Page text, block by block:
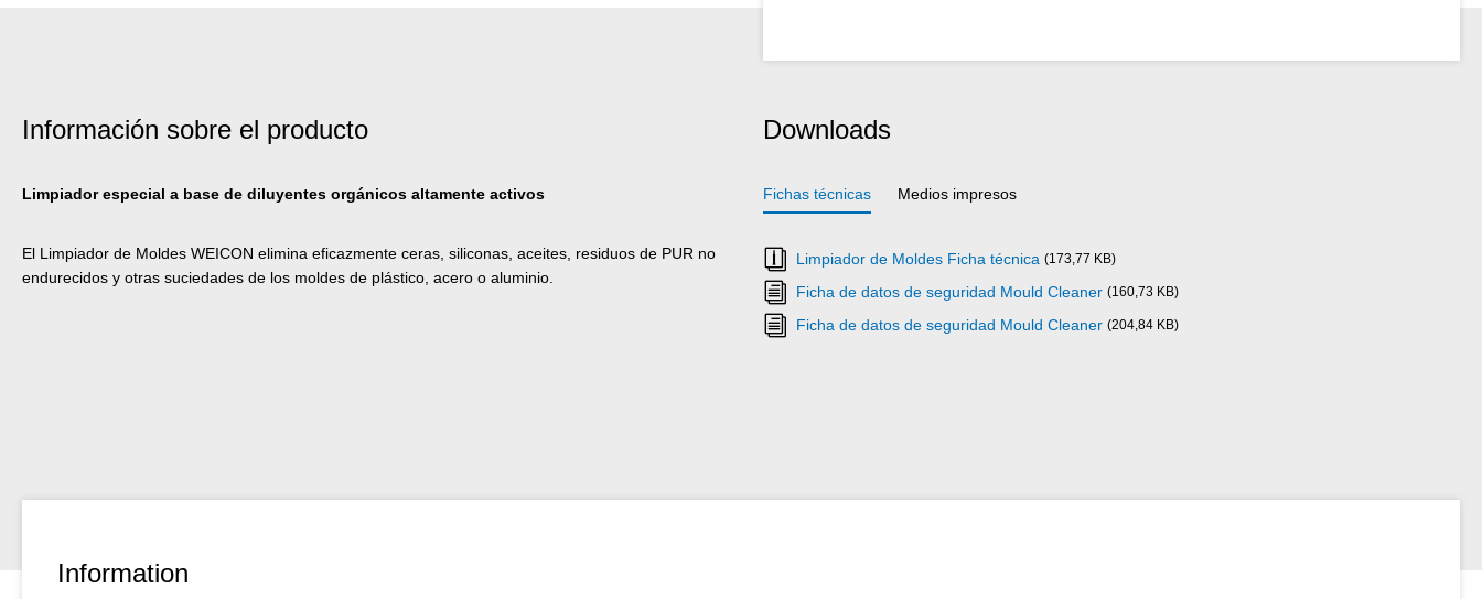
Información sobre el producto
Limpiador especial a base de diluyentes orgánicos altamente activos
El Limpiador de Moldes WEICON elimina eficazmente ceras, siliconas, aceites, residuos de PUR no
endurecidos y otras suciedades de los moldes de plástico, acero o aluminio.
Downloads
Fichas técnicas Medios impresos
Limpiador de Moldes Ficha técnica (173,77 KB)
Ficha de datos de seguridad Mould Cleaner (160,73 KB)
Ficha de datos de seguridad Mould Cleaner (204,84 KB)
Information